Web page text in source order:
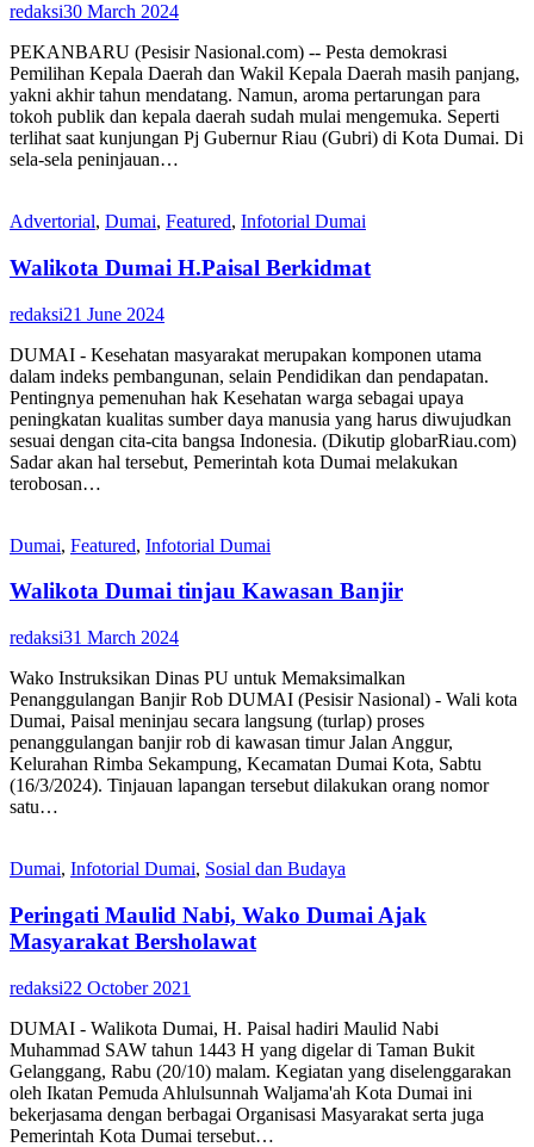
redaksi30 March 2024
PEKANBARU (Pesisir Nasional.com) -- Pesta demokrasi
Pemilihan Kepala Daerah dan Wakil Kepala Daerah masih panjang,
yakni akhir tahun mendatang. Namun, aroma pertarungan para
tokoh publik dan kepala daerah sudah mulai mengemuka. Seperti
terlihat saat kunjungan Pj Gubernur Riau (Gubri) di Kota Dumai. Di
sela-sela peninjauan…
Advertorial, Dumai, Featured, Infotorial Dumai
Walikota Dumai H.Paisal Berkidmat
redaksi21 June 2024
DUMAI - Kesehatan masyarakat merupakan komponen utama
dalam indeks pembangunan, selain Pendidikan dan pendapatan.
Pentingnya pemenuhan hak Kesehatan warga sebagai upaya
peningkatan kualitas sumber daya manusia yang harus diwujudkan
sesuai dengan cita-cita bangsa Indonesia. (Dikutip globarRiau.com)
Sadar akan hal tersebut, Pemerintah kota Dumai melakukan
terobosan…
Dumai, Featured, Infotorial Dumai
Walikota Dumai tinjau Kawasan Banjir
redaksi31 March 2024
Wako Instruksikan Dinas PU untuk Memaksimalkan
Penanggulangan Banjir Rob DUMAI (Pesisir Nasional) - Wali kota
Dumai, Paisal meninjau secara langsung (turlap) proses
penanggulangan banjir rob di kawasan timur Jalan Anggur,
Kelurahan Rimba Sekampung, Kecamatan Dumai Kota, Sabtu
(16/3/2024). Tinjauan lapangan tersebut dilakukan orang nomor
satu…
Dumai, Infotorial Dumai, Sosial dan Budaya
Peringati Maulid Nabi, Wako Dumai Ajak
Masyarakat Bersholawat
redaksi22 October 2021
DUMAI - Walikota Dumai, H. Paisal hadiri Maulid Nabi
Muhammad SAW tahun 1443 H yang digelar di Taman Bukit
Gelanggang, Rabu (20/10) malam. Kegiatan yang diselenggarakan
oleh Ikatan Pemuda Ahlulsunnah Waljama'ah Kota Dumai ini
bekerjasama dengan berbagai Organisasi Masyarakat serta juga
Pemerintah Kota Dumai tersebut…